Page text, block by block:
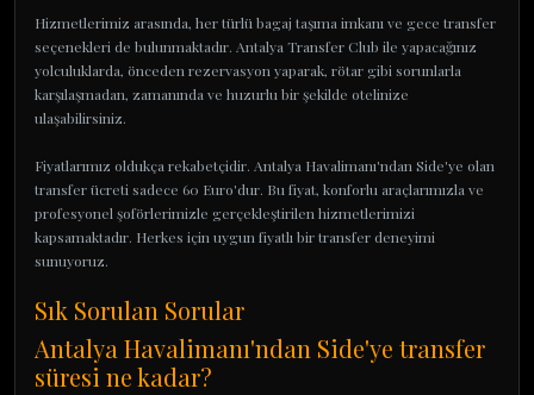
Hizmetlerimiz arasında, her türlü bagaj taşıma imkanı ve gece transfer
seçenekleri de bulunmaktadır. Antalya Transfer Club ile yapacağınız
yolculuklarda, önceden rezervasyon yaparak, rötar gibi sorunlarla
karşılaşmadan, zamanında ve huzurlu bir şekilde otelinize
ulaşabilirsiniz.
Fiyatlarımız oldukça rekabetçidir. Antalya Havalimanı'ndan Side'ye olan
transfer ücreti sadece 60 Euro'dur. Bu fiyat, konforlu araçlarımızla ve
profesyonel şoförlerimizle gerçekleştirilen hizmetlerimizi
kapsamaktadır. Herkes için uygun fiyatlı bir transfer deneyimi
sunuyoruz.
Sık Sorulan Sorular
Antalya Havalimanı'ndan Side'ye transfer
süresi ne kadar?